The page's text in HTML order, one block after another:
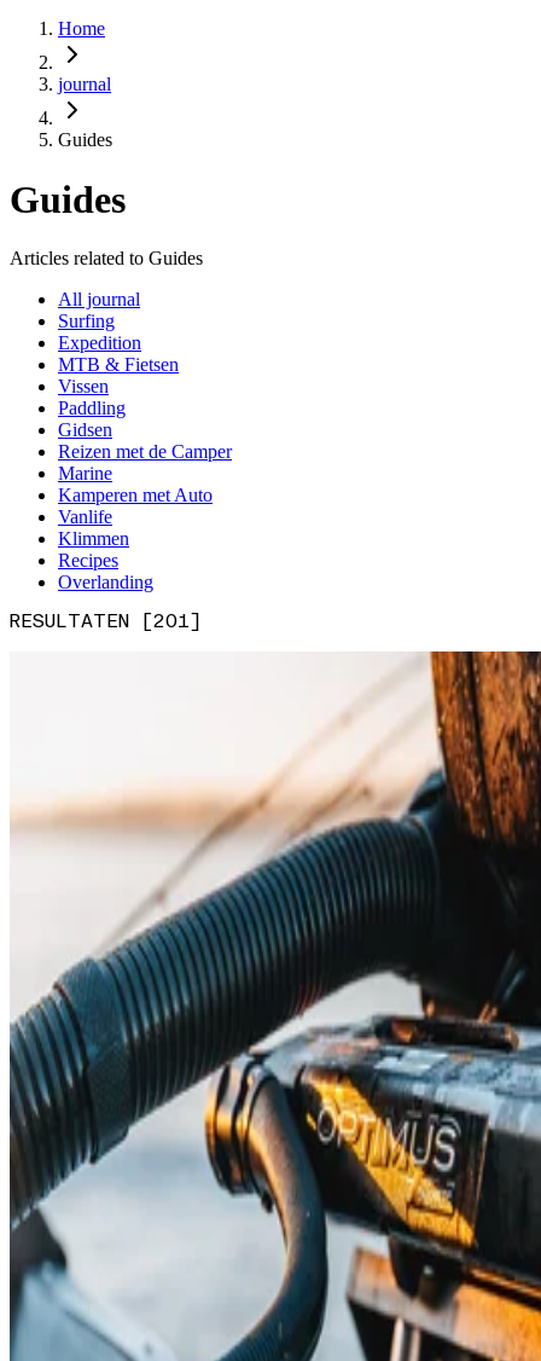
Home
journal
Guides
Guides
Articles related to Guides
All journal
Surfing
Expedition
MTB & Fietsen
Vissen
Paddling
Gidsen
Reizen met de Camper
Marine
Kamperen met Auto
Vanlife
Klimmen
Recipes
Overlanding
RESULTATEN [201]